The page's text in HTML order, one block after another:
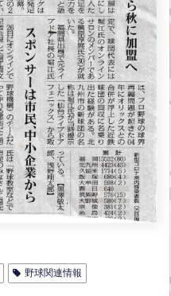
野球関連情報